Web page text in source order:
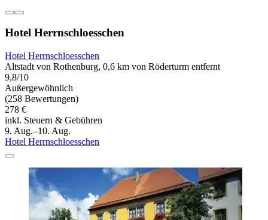
Hotel Herrnschloesschen
Hotel Herrnschloesschen
Altstadt von Rothenburg, 0,6 km von Röderturm entfernt
9,8/10
Außergewöhnlich
(258 Bewertungen)
278 €
inkl. Steuern & Gebühren
9. Aug.–10. Aug.
Hotel Herrnschloesschen